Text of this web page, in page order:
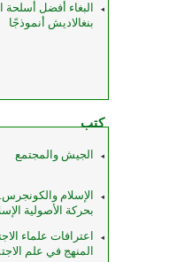
البغاء أفضل
بنغالاديش أنموذجًا
كتب
الجيش والمجتمع
الإسلام
بحركة الأصولية
اعترافات علماء
المنهج في علم